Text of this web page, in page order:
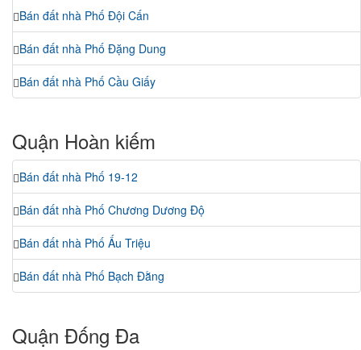
Bán đất nhà Phố Đội Cấn
Bán đất nhà Phố Đặng Dung
Bán đất nhà Phố Cầu Giấy
Quận Hoàn kiếm
Bán đất nhà Phố 19-12
Bán đất nhà Phố Chương Dương Độ
Bán đất nhà Phố Ấu Triệu
Bán đất nhà Phố Bạch Đằng
Quận Đống Đa